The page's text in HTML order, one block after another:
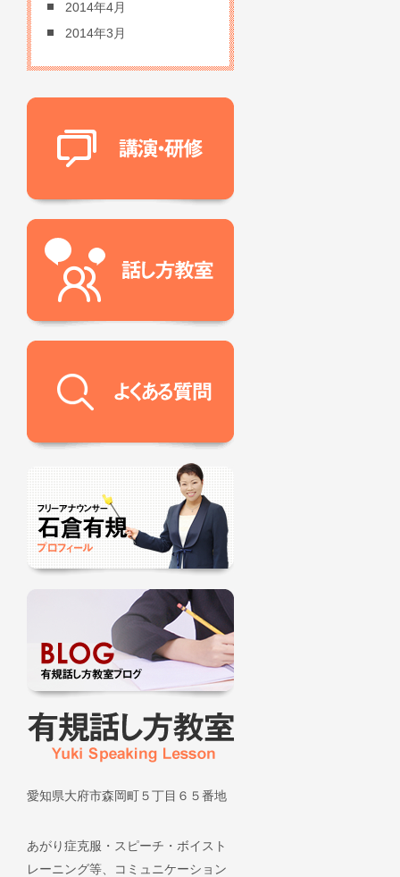
2014年4月
2014年3月
愛知県大府市森岡町５丁目６５番地
あがり症克服・スピーチ・ボイスト
レーニング等、コミュニケーション